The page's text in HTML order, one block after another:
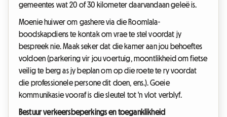
gemeentes wat 20 of 30 kilometer daarvandaan geleë is.
Moenie huiwer om gashere via die Roomlala-
boodskapdiens te kontak om vrae te stel voordat jy
bespreek nie. Maak seker dat die kamer aan jou behoeftes
voldoen (parkering vir jou voertuig, moontlikheid om fietse
veilig te berg as jy beplan om op die roete te ry voordat
die professionele persone dit doen, ens.). Goeie
kommunikasie vooraf is die sleutel tot 'n vlot verblyf.
Bestuur verkeersbeperkings en toeganklikheid